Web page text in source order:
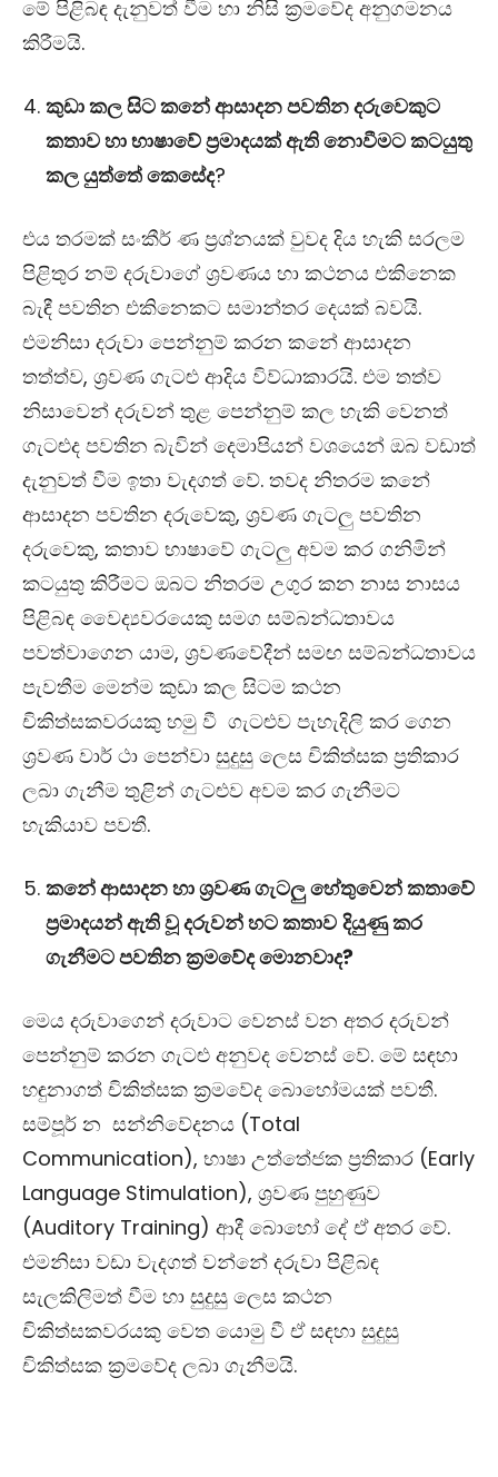
මේ පිළිබඳ දැනුවත් වීම හා නිසි ක්‍රමවේද අනුගමනය
කිරීමයි.
කුඩා කල සිට කනේ ආසාදන පවතින දරුවෙකුට
කතාව හා භාෂාවේ ප්‍රමාදයක් ඇති නොවීමට කටයුතු
කල යුත්තේ කෙසේද?
එය තරමක් සංකීර් ණ ප්‍රශ්නයක් වුවද දිය හැකි සරලම
පිළිතුර නම් දරුවාගේ ශ්‍රවණය හා කථනය එකිනෙක
බැඳී පවතින එකිනෙකට සමාන්තර දෙයක් බවයි.
එමනිසා දරුවා පෙන්නුම් කරන කනේ ආසාදන
තත්ත්ව, ශ්‍රවණ ගැටළු ආදිය විව්ධාකාරයි. එම තත්ව
නිසාවෙන් දරුවන් තුළ පෙන්නුම් කල හැකි වෙනත්
ගැටළුද පවතින බැවින් දෙමාපියන් වශයෙන් ඔබ වඩාත්
දැනුවත් වීම ඉතා වැදගත් වේ. තවද නිතරම කනේ
ආසාදන පවතින දරුවෙකු, ශ්‍රවණ ගැටලු පවතින
දරුවෙකු, කතාව භාෂාවේ ගැටලු අවම කර ගනිමින්
කටයුතු කිරීමට ඔබට නිතරම උගුර කන නාස නාසය
පිළිබඳ වෛද්‍යවරයෙකු සමග සම්බන්ධතාවය
පවත්වාගෙන යාම, ශ්‍රවණවේදීන් සමඟ සම්බන්ධතාවය
පැවතීම මෙන්ම කුඩා කල සිටම කථන
චිකිත්සකවරයකු හමු වී ගැටළුව පැහැදිලි කර ගෙන
ශ්‍රවණ වාර් ථා පෙන්වා සුදුසු ලෙස චිකිත්සක ප්‍රතිකාර
ලබා ගැනීම තුළින් ගැටළුව අවම කර ගැනීමට
හැකියාව පවතී.
කනේ ආසාදන හා ශ්‍රවණ ගැටලු හේතුවෙන් කතාවේ
ප්‍රමාදයන් ඇති වූ දරුවන් හට කතාව දියුණු කර
ගැනීමට පවතින ක්‍රමවේද මොනවාද?
මෙය දරුවාගෙන් දරුවාට වෙනස් වන අතර දරුවන්
පෙන්නුම් කරන ගැටළු අනුවද වෙනස් වේ. මේ සඳහා
හඳුනාගත් චිකිත්සක ක්‍රමවේද බොහෝමයක් පවතී.
සම්පූර් න සන්නිවේදනය (Total
Communication), භාෂා උත්තේජක ප්‍රතිකාර (Early
Language Stimulation), ශ්‍රවණ පුහුණුව
(Auditory Training) ආදී බොහෝ දේ ඒ අතර වේ.
එමනිසා වඩා වැදගත් වන්නේ දරුවා පිළිබඳ
සැලකිලිමත් වීම හා සුදුසු ලෙස කථන
චිකිත්සකවරයකු වෙත යොමු වී ඒ සඳහා සුදුසු
චිකිත්සක ක්‍රමවේද ලබා ගැනීමයි.